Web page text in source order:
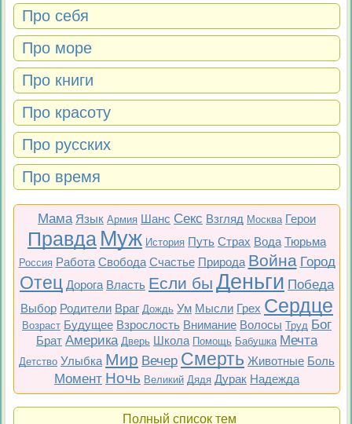
Про себя
Про море
Про книги
Про красоту
Про русских
Про время
Мама Язык Армия Шанс Секс Взгляд Москва Герои
Правда Муж История Путь Страх Вода Тюрьма
Россия Работа Свобода Счастье Природа Война Город
Отец Дорога Власть Если бы Деньги Победа
Выбор Родители Враг Дождь Ум Мысли Грех Сердце
Возраст Будущее Взрослость Внимание Волосы Труд Бог
Брат Америка Дверь Школа Помощь Бабушка Мечта
Детство Улыбка Мир Вечер Смерть Животные Боль
Момент Ночь Великий Дядя Дурак Надежда
Полный список тем